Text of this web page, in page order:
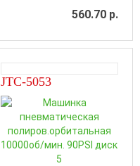
560.70 р.
JTC-5053